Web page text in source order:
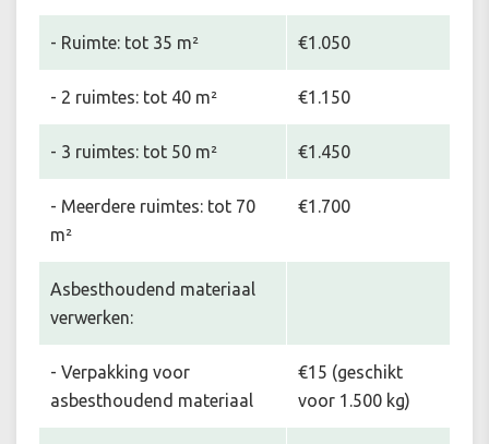
- Ruimte: tot 35 m² €1.050
- 2 ruimtes: tot 40 m² €1.150
- 3 ruimtes: tot 50 m² €1.450
- Meerdere ruimtes: tot 70
m²
€1.700
Asbesthoudend materiaal
verwerken:
- Verpakking voor
asbesthoudend materiaal
€15 (geschikt
voor 1.500 kg)